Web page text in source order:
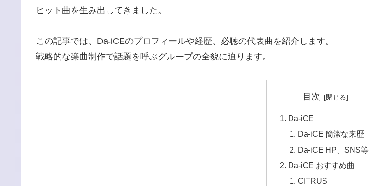
ヒット曲を生み出してきました。
この記事では、Da-iCEのプロフィールや経歴、必聴の代表曲を紹介します。
戦略的な楽曲制作で話題を呼ぶグループの全貌に迫ります。
目次
Da-iCE
Da-iCE 簡潔な来歴
Da-iCE HP、SNS等
Da-iCE おすすめ曲
CITRUS